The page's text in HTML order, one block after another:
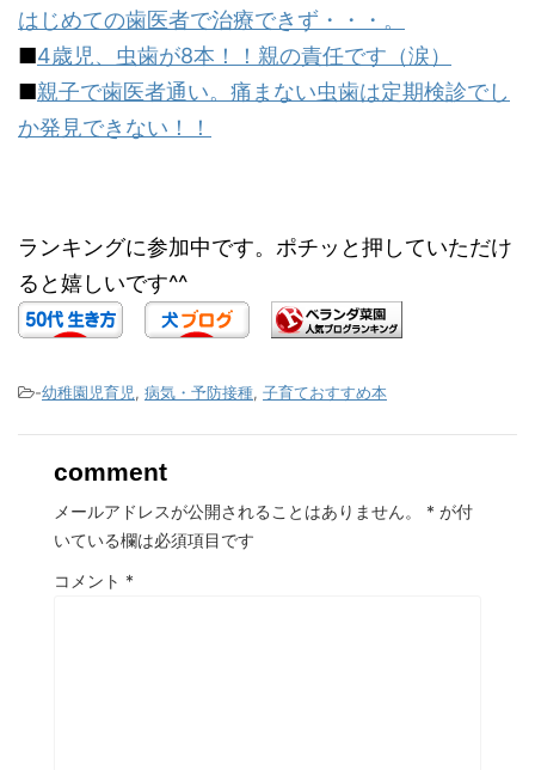
はじめての歯医者で治療できず・・・。
■4歳児、虫歯が8本！！親の責任です（涙）
■親子で歯医者通い。痛まない虫歯は定期検診でし
か発見できない！！
ランキングに参加中です。ポチッと押していただけ
ると嬉しいです^^
-幼稚園児育児, 病気・予防接種, 子育ておすすめ本
comment
メールアドレスが公開されることはありません。 * が付
いている欄は必須項目です
コメント *